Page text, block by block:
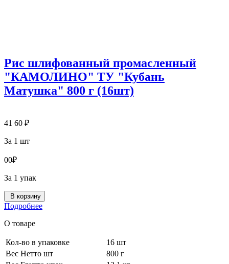
Рис шлифованный промасленный
"КАМОЛИНО" ТУ "Кубань
Матушка" 800 г (16шт)
41 60 ₽
За 1 шт
00₽
За 1 упак
В корзину
Подробнее
О товаре
Кол-во в упаковке
16 шт
Вес Нетто шт
800 г